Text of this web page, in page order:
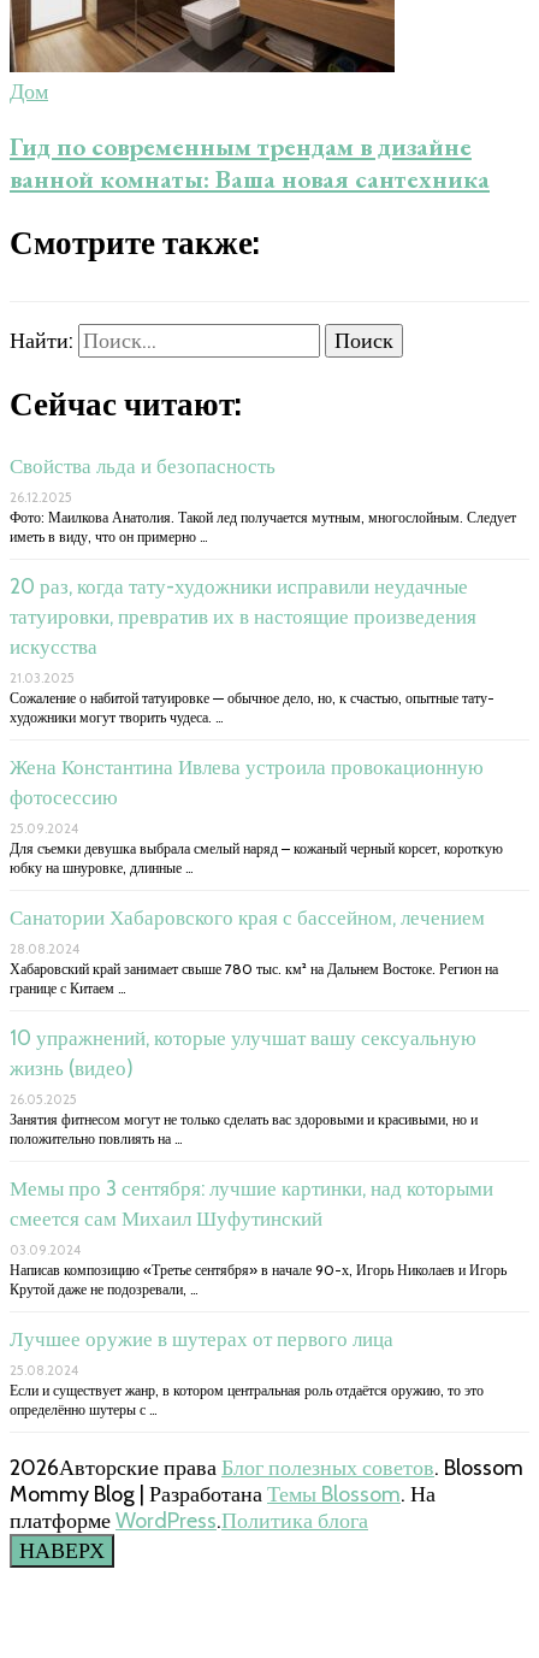
Дом
Гид по современным трендам в дизайне
ванной комнаты: Ваша новая сантехника
Смотрите также:
Найти:
Сейчас читают:
Свойства льда и безопасность
26.12.2025
Фото: Маилкова Анатолия. Такой лед получается мутным, многослойным. Следует
иметь в виду, что он примерно …
20 раз, когда тату-художники исправили неудачные
татуировки, превратив их в настоящие произведения
искусства
21.03.2025
Сожаление о набитой татуировке — обычное дело, но, к счастью, опытные тату-
художники могут творить чудеса. …
Жена Константина Ивлева устроила провокационную
фотосессию
25.09.2024
Для съемки девушка выбрала смелый наряд – кожаный черный корсет, короткую
юбку на шнуровке, длинные …
Санатории Хабаровского края с бассейном, лечением
28.08.2024
Хабаровский край занимает свыше 780 тыс. км² на Дальнем Востоке. Регион на
границе с Китаем …
10 упражнений, которые улучшат вашу сексуальную
жизнь (видео)
26.05.2025
Занятия фитнесом могут не только сделать вас здоровыми и красивыми, но и
положительно повлиять на …
Мемы про 3 сентября: лучшие картинки, над которыми
смеется сам Михаил Шуфутинский
03.09.2024
Написав композицию «Третье сентября» в начале 90-х, Игорь Николаев и Игорь
Крутой даже не подозревали, …
Лучшее оружие в шутерах от первого лица
25.08.2024
Если и существует жанр, в котором центральная роль отдаётся оружию, то это
определённо шутеры с …
2026Авторские праваБлог полезных советов. Blossom
Mommy Blog | РазработанаТемы Blossom. На
платформеWordPress.Политика блога
НАВЕРХ